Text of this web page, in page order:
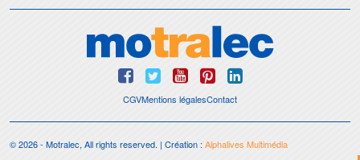
CGVMentions légalesContact
© 2026 - Motralec, All rights reserved. | Création :Alphalives Multimédia